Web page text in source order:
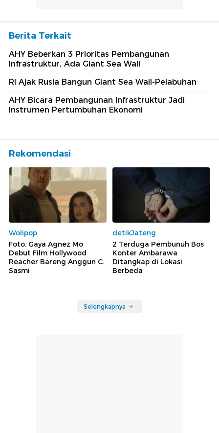
Berita Terkait
AHY Beberkan 3 Prioritas Pembangunan
Infrastruktur, Ada Giant Sea Wall
RI Ajak Rusia Bangun Giant Sea Wall-Pelabuhan
AHY Bicara Pembangunan Infrastruktur Jadi
Instrumen Pertumbuhan Ekonomi
Rekomendasi
Wolipop
Foto: Gaya Agnez Mo
Debut Film Hollywood
Reacher Bareng Anggun C.
Sasmi
detikJateng
2 Terduga Pembunuh Bos
Konter Ambarawa
Ditangkap di Lokasi
Berbeda
Selengkapnya